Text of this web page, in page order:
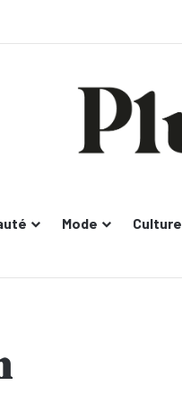
Mode Culture